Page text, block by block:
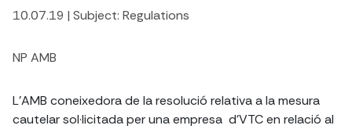
10.07.19 | Subject: Regulations
NP AMB
L'AMB coneixedora de la resolució relativa a la mesura
cautelar sol·licitada per una empresa d'VTC en relació al